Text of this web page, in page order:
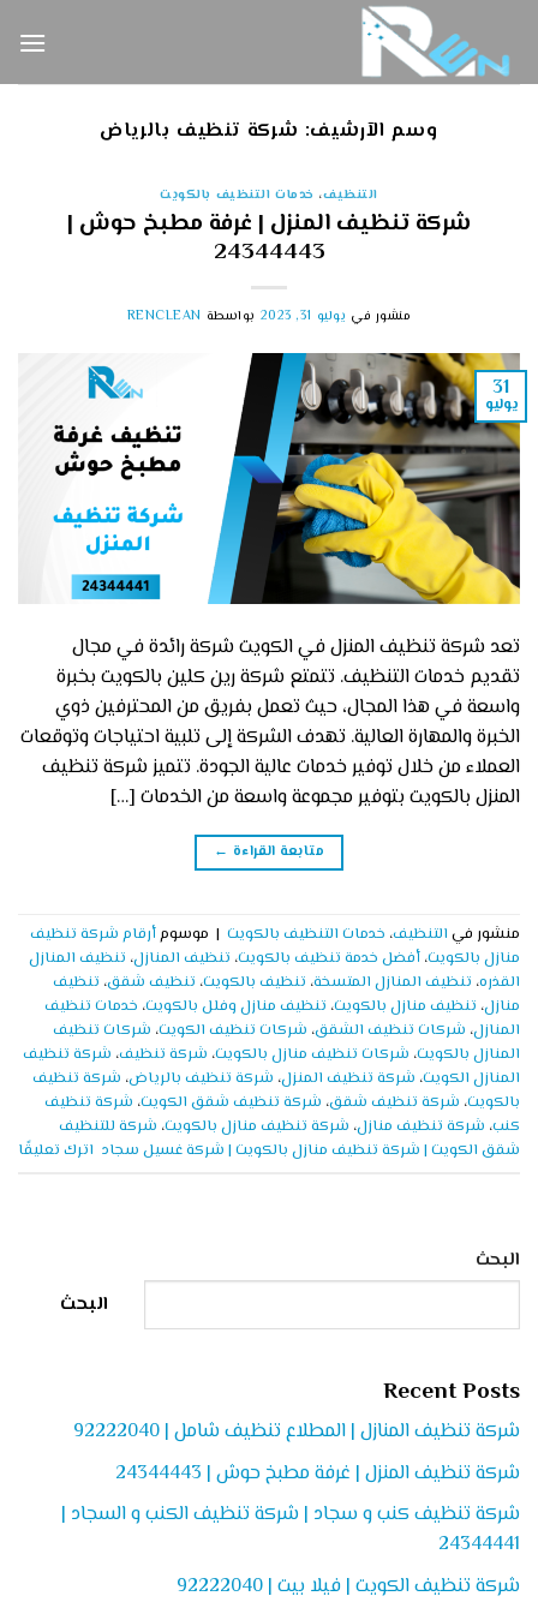
للمحتوى
وسم الآرشيف: شركة تنظيف بالرياض
التنظيف، خدمات التنظيف بالكويت
شركة تنظيف المنزل | غرفة مطبخ حوش |
24344443
منشور في يوليو 31, 2023 بواسطة RENCLEAN
31
يوليو
تعد شركة تنظيف المنزل في الكويت شركة رائدة في مجال
تقديم خدمات التنظيف. تتمتع شركة رين كلين بالكويت بخبرة
واسعة في هذا المجال، حيث تعمل بفريق من المحترفين ذوي
الخبرة والمهارة العالية. تهدف الشركة إلى تلبية احتياجات وتوقعات
العملاء من خلال توفير خدمات عالية الجودة. تتميز شركة تنظيف
المنزل بالكويت بتوفير مجموعة واسعة من الخدمات […]
متابعة القراءة ←
منشور في التنظيف، خدمات التنظيف بالكويت | موسومأرقام شركة تنظيف
منازل بالكويت، أفضل خدمة تنظيف بالكويت، تنظيف المنازل، تنظيف المنازل
القذره، تنظيف المنازل المتسخة، تنظيف بالكويت، تنظيف شقق، تنظيف
منازل، تنظيف منازل بالكويت، تنظيف منازل وفلل بالكويت، خدمات تنظيف
المنازل، شركات تنظيف الشقق، شركات تنظيف الكويت، شركات تنظيف
المنازل بالكويت، شركات تنظيف منازل بالكويت، شركة تنظيف، شركة تنظيف
المنازل الكويت، شركة تنظيف المنزل، شركة تنظيف بالرياض، شركة تنظيف
بالكويت، شركة تنظيف شقق، شركة تنظيف شقق الكويت، شركة تنظيف
كنب، شركة تنظيف منازل، شركة تنظيف منازل بالكويت، شركة للتنظيف
شقق الكويت | شركة تنظيف منازل بالكويت | شركة غسيل سجاد اترك تعليقًا
البحث
البحث
Recent Posts
شركة تنظيف المنازل | المطلاع تنظيف شامل | 92222040
شركة تنظيف المنزل | غرفة مطبخ حوش | 24344443
شركة تنظيف كنب و سجاد | شركة تنظيف الكنب و السجاد |
24344441
شركة تنظيف الكويت | فيلا بيت | 92222040